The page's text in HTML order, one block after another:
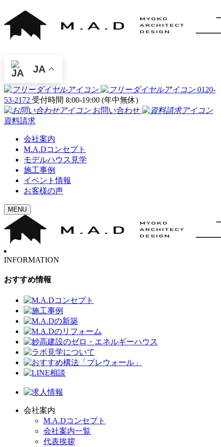
JA
0120-
53-2172 受付時間 8:00-19:00 (年中無休)
お問い合わせ
資料請求
会社案内
M.A.Dコンセプト
モデルハウス見学
施工事例
イベント情報
お客様の声
MENU
INFORMATION
おすすめ情報
会社案内
M.A.Dコンセプト
会社案内一覧
代表挨拶